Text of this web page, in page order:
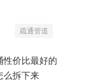
疏通管道
性价比最好的
么拆下来